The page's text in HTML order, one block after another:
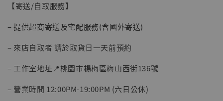
【寄送/自取服務】
– 提供超商寄送及宅配服務(含國外寄送)
– 來店自取者 請於取貨日一天前預約
– 工作室地址📍桃園市楊梅區梅山西街136號
– 營業時間 12:00PM-19:00PM (六日公休)